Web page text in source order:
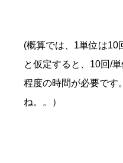
(概算では、1単位は10
と仮定すると、10回/
程度の時間が必要です
ね。。）